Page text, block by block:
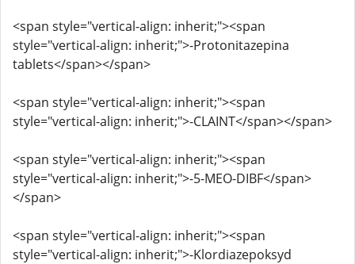
<span style="vertical-align: inherit;"><span
style="vertical-align: inherit;">-Protonitazepina
tablets</span></span>
<span style="vertical-align: inherit;"><span
style="vertical-align: inherit;">-CLAINT</span></span>
<span style="vertical-align: inherit;"><span
style="vertical-align: inherit;">-5-MEO-DIBF</span>
</span>
<span style="vertical-align: inherit;"><span
style="vertical-align: inherit;">-Klordiazepoksyd